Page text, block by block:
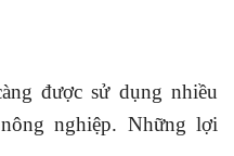
được sử dụng nhiều
nghiệp. Những lợi